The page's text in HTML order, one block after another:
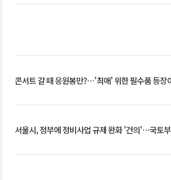
콘서트 갈 때 응원봉만?⋯'최애' 위한 필수품 등장
서울시, 정부에 정비사업 규제 완화 '건의'⋯국토